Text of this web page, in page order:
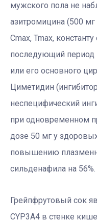
мужского пола не
азитромицина (500 мг
Сmax, Tmax,
последующий период
или его основного
Циметидин
неспецифический
при одновременном
дозе 50 мг у
повышению
сильденафила на 56%.
Грейпфрутовый сок
CYP3A4 в стенке